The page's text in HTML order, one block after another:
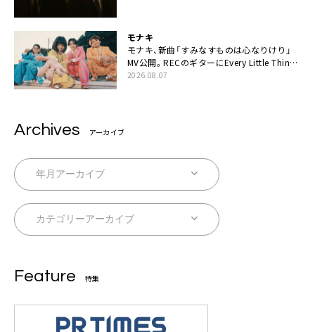
モナキ
モナキ、新曲「すみなすものは心なりけり」
MV公開。RECのギターにEvery Little Thing・
伊藤一朗参加も
2026.08.07
Archives アーカイブ
Feature 特集